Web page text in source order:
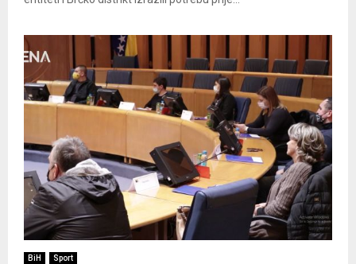
BiH Sport